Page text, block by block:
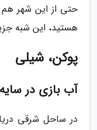
حتی از این شهر هم
هستید، این شبه
پوکن، شیلی
آب بازی در